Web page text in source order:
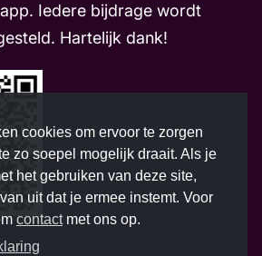
Iedere bijdrage wordt
Hartelijk dank!
cookies om ervoor te zorgen
zo soepel mogelijk draait. Als je
het gebruiken van deze site,
uit dat je ermee instemt. Voor
contactmet ons op.